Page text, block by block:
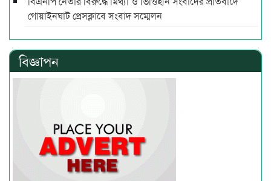
গোয়াইনঘাট প্রেসক্লাবে সংবাদ সম্মেলন
বিজ্ঞাপন